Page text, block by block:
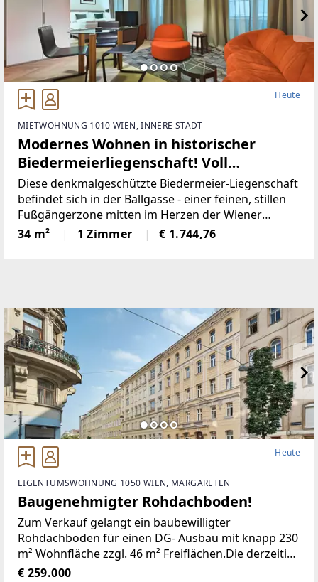
Heute
MIETWOHNUNG 1010 WIEN, INNERE STADT
Modernes Wohnen in historischer
Biedermeierliegenschaft! Voll
möbliertes City-Apartment nächst
Kärntner Straße!
Diese denkmalgeschützte Biedermeier-Liegenschaft
befindet sich in der Ballgasse - einer feinen, stillen
Fußgängerzone mitten im Herzen der Wiener
Innenstadt, die ein bemerkenswertes Ensemble aus
josephinischen Wohnhäusern aufweist. 1772/73
34 m² 1 Zimmer € 1.744,76
Heute
EIGENTUMSWOHNUNG 1050 WIEN, MARGARETEN
Baugenehmigter Rohdachboden!
Zum Verkauf gelangt ein baubewilligter
Rohdachboden für einen DG- Ausbau mit knapp 230
m² Wohnfläche zzgl. 46 m² Freiflächen.Die derzeitige
Planung sieht 3 Dachgeschoßwohnungen vor: * Top
€ 259.000